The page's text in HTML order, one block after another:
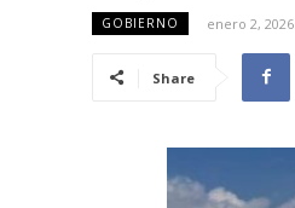
GOBIERNO enero 2, 2026
Share